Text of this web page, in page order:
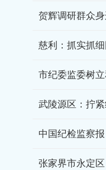
贺辉调研群众
慈利：抓实抓
市纪委监委树
武陵源区：拧
中国纪检监察
张家界市永定